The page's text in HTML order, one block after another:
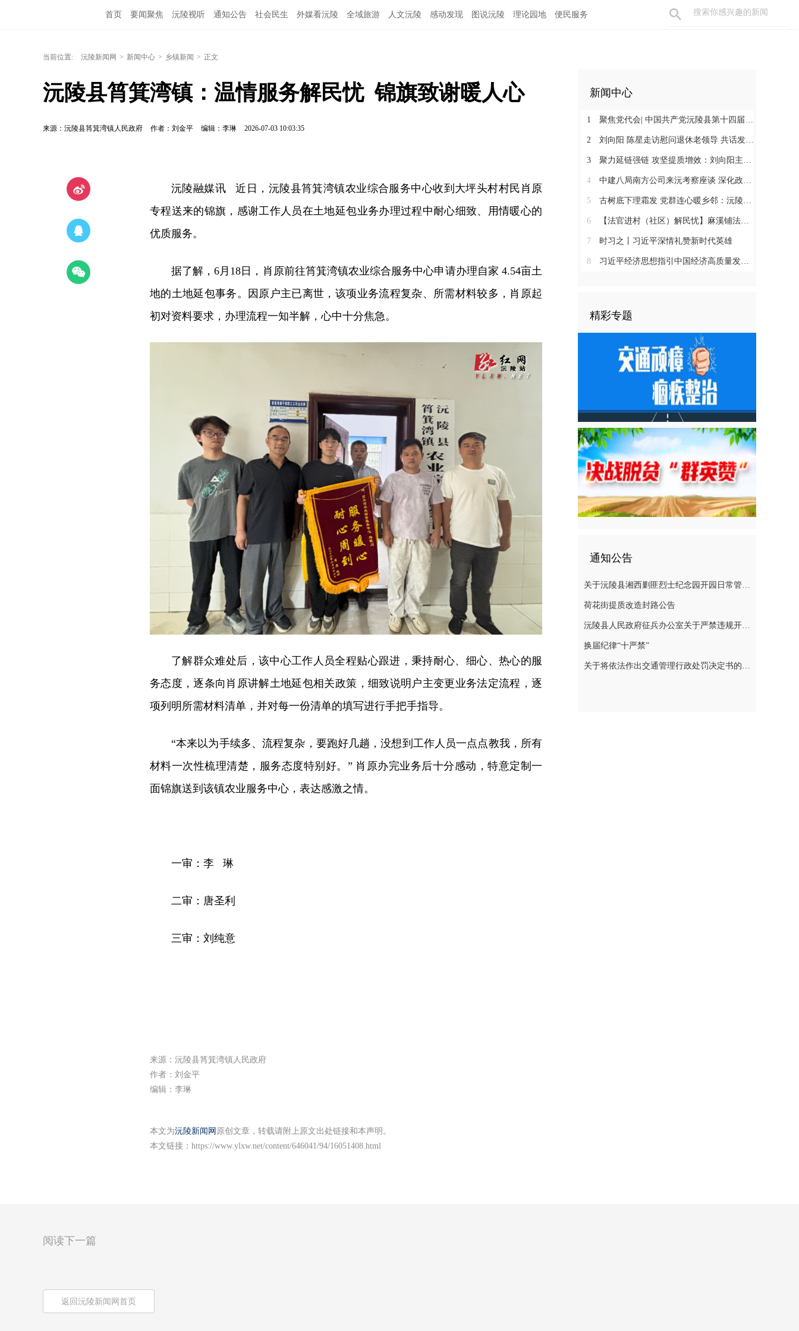
首页 要闻聚焦 沅陵视听 通知公告 社会民生 外媒看沅陵 全域旅游 人文沅陵 感动发现 图说沅陵 理论园地 便民服务
当前位置: 沅陵新闻网 > 新闻中心 > 乡镇新闻 > 正文
沅陵县筲箕湾镇：温情服务解民忧  锦旗致谢暖人心
来源：沅陵县筲箕湾镇人民政府 作者：刘金平 编辑：李琳 2026-07-03 10:03:35
沅陵融媒讯 近日，沅陵县筲箕湾镇农业综合服务中心收到大坪头村村民肖原
专程送来的锦旗，感谢工作人员在土地延包业务办理过程中耐心细致、用情暖心的
优质服务。
据了解，6月18日，肖原前往筲箕湾镇农业综合服务中心申请办理自家 4.54亩土
地的土地延包事务。因原户主已离世，该项业务流程复杂、所需材料较多，肖原起
初对资料要求，办理流程一知半解，心中十分焦急。
了解群众难处后，该中心工作人员全程贴心跟进，秉持耐心、细心、热心的服
务态度，逐条向肖原讲解土地延包相关政策，细致说明户主变更业务法定流程，逐
项列明所需材料清单，并对每一份清单的填写进行手把手指导。
“本来以为手续多、流程复杂，要跑好几趟，没想到工作人员一点点教我，所有
材料一次性梳理清楚，服务态度特别好。” 肖原办完业务后十分感动，特意定制一
面锦旗送到该镇农业服务中心，表达感激之情。
一审：李 琳
二审：唐圣利
三审：刘纯意
来源：沅陵县筲箕湾镇人民政府
作者：刘金平
编辑：李琳
本文为沅陵新闻网 原创文章，转载请附上原文出处链接和本声明。
本文链接： https://www.ylxw.net/content/646041/94/16051408.html
新闻中心
1 聚焦党代会| 中国共产党沅陵县第十四届委员会第一次全体会议召开 刘向阳当选为县委书记
2 刘向阳 陈星走访慰问退休老领导 共话发展凝聚奋进合力
3 聚力延链强链 攻坚提质增效：刘向阳主持召开新金属产业链工作调度会
4 中建八局南方公司来沅考察座谈 深化政企合作 提速张沅高速项目建设
5 古树底下理霜发 党群连心暖乡邻：沅陵镇太常片区和平村开展流动便民义剪志愿服务
6 【法官进村（社区）解民忧】麻溪铺法庭：脚步向下沉 服务送上门
7 时习之丨习近平深情礼赞新时代英雄
8 习近平经济思想指引中国经济高质量发展行稳致远
精彩专题
通知公告
关于沅陵县湘西剿匪烈士纪念园开园日常管理规定（草案）公开征求意见的公告
荷花街提质改造封路公告
沅陵县人民政府征兵办公室关于严禁违规开展 涉征兵商业化培训的公告
换届纪律“十严禁”
关于将依法作出交通管理行政处罚决定书的公告
阅读下一篇
返回沅陵新闻网首页